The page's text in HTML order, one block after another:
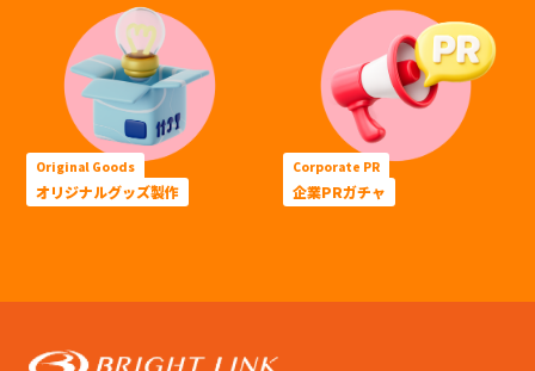
Original Goods
オリジナルグッズ製作
Corporate PR
企業PRガチャ